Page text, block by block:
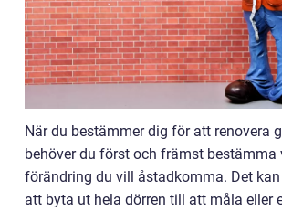
När du bestämmer dig för att renovera
behöver du först och främst bestämma
förändring du vill åstadkomma. Det
att byta ut hela dörren till att måla eller